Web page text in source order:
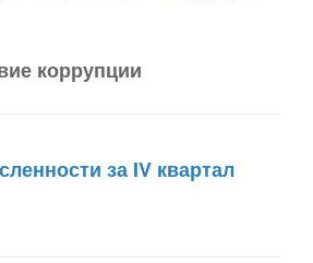
коррупции
за IV квартал